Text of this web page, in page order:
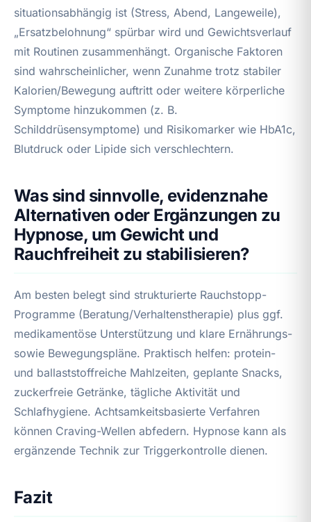
situationsabhängig ist (Stress, Abend, Langeweile),
„Ersatzbelohnung“ spürbar wird und Gewichtsverlauf
mit Routinen zusammenhängt. Organische Faktoren
sind wahrscheinlicher, wenn Zunahme trotz stabiler
Kalorien/Bewegung auftritt oder weitere körperliche
Symptome hinzukommen (z. B.
Schilddrüsensymptome) und Risikomarker wie HbA1c,
Blutdruck oder Lipide sich verschlechtern.
Was sind sinnvolle, evidenznahe
Alternativen oder Ergänzungen zu
Hypnose, um Gewicht und
Rauchfreiheit zu stabilisieren?
Am besten belegt sind strukturierte Rauchstopp-
Programme (Beratung/Verhaltenstherapie) plus ggf.
medikamentöse Unterstützung und klare Ernährungs-
sowie Bewegungspläne. Praktisch helfen: protein-
und ballaststoffreiche Mahlzeiten, geplante Snacks,
zuckerfreie Getränke, tägliche Aktivität und
Schlafhygiene. Achtsamkeitsbasierte Verfahren
können Craving-Wellen abfedern. Hypnose kann als
ergänzende Technik zur Triggerkontrolle dienen.
Fazit